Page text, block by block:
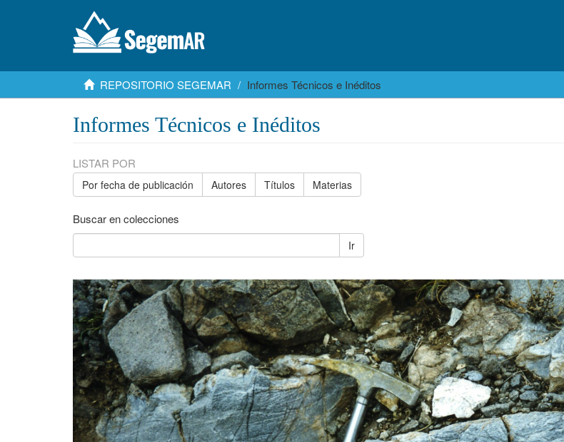
REPOSITORIO SEGEMAR Informes Técnicos e Inéditos
Informes Técnicos e Inéditos
LISTAR POR
Por fecha de publicación Autores Títulos Materias
Buscar en colecciones
Ir